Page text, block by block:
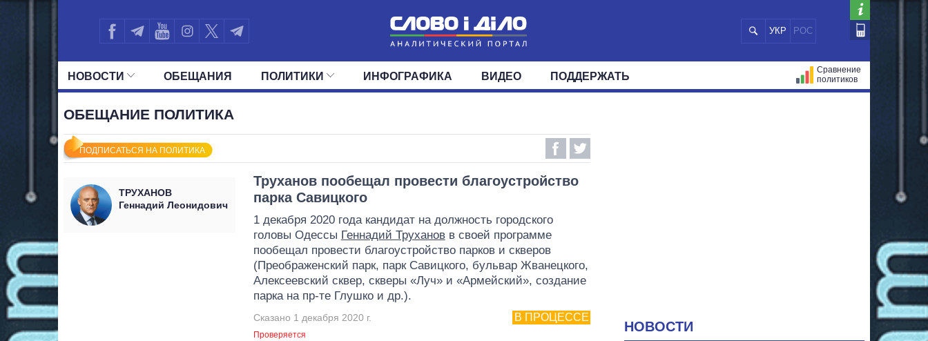
УКР РОС
НОВОСТИ
МИР
ОБЕЩАНИЯ ПОЛИТИКИ
ОКРУГА
ИНФОГРАФИКА ВИДЕО ПОДДЕРЖАТЬ
Сравнение
политиков
ОБЕЩАНИЕ ПОЛИТИКА
ПОДПИСАТЬСЯ НА ПОЛИТИКА
ТРУХАНОВ
Геннадий Леонидович
Труханов пообещал провести благоустройство
парка Савицкого
1 декабря 2020 года кандидат на должность городского
головы Одессы Геннадий Трухановв своей программе
пообещал провести благоустройство парков и скверов
(Преображенский парк, парк Савицкого, бульвар Жванецкого,
Алексеевский сквер, скверы «Луч» и «Армейский», создание
парка на пр-те Глушко и др.).
В ПРОЦЕССЕ
Сказано 1 декабря 2020 г.
Проверяется
НОВОСТИ